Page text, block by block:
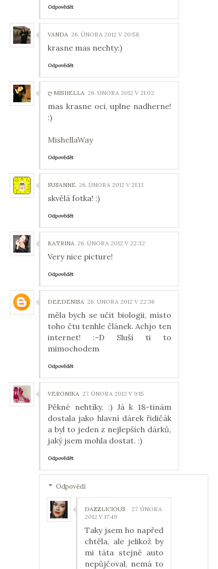
Odpovědět
VANDA 26. ÚNORA 2012 V 20:58
krasne mas nechty:)
Odpovědět
Ღ MISHELLA 26. ÚNORA 2012 V 21:02
mas krasne oci, uplne nadherne!
:)
MishellaWay
Odpovědět
SUSANNE 26. ÚNORA 2012 V 21:13
skvělá fotka! :)
Odpovědět
KATRINA 26. ÚNORA 2012 V 22:32
Very nice picture!
Odpovědět
DEEDENISA 26. ÚNORA 2012 V 22:36
měla bych se učit biologii, místo
toho čtu tenhle článek. Achjo ten
internet! :-D Sluší ti to
mimochodem
Odpovědět
VERONIKA 27. ÚNORA 2012 V 9:15
Pěkné nehtíky. :) Já k 18-tinám
dostala jako hlavní dárek řidičák
a byl to jeden z nejlepších dárků,
jaký jsem mohla dostat. :)
Odpovědět
Odpovědi
DAZZLICIOUS
27. ÚNORA
2012 V 17:49
Taky jsem ho napřed
chtěla, ale jelikož by
mi táta stejně auto
nepůjčoval, nemá to